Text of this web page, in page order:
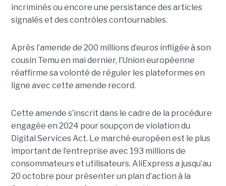
incriminés ou encore une persistance des articles
signalés et des contrôles contournables.
Après l’amende de 200 millions d’euros infligée à son
cousin Temu en mai dernier, l’Union européenne
réaffirme sa volonté de réguler les plateformes en
ligne avec cette amende record.
Cette amende s’inscrit dans le cadre de la procédure
engagée en 2024 pour soupçon de violation du
Digital Services Act. Le marché européen est le plus
important de l’entreprise avec 193 millions de
consommateurs et utilisateurs. AliExpress a jusqu’au
20 octobre pour présenter un plan d’action à la